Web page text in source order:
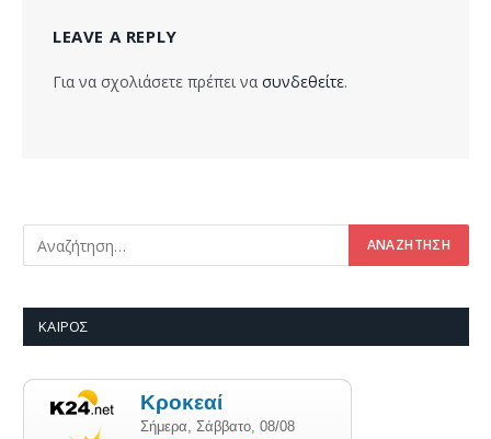
LEAVE A REPLY
Για να σχολιάσετε πρέπει να συνδεθείτε.
ΚΑΙΡΌΣ